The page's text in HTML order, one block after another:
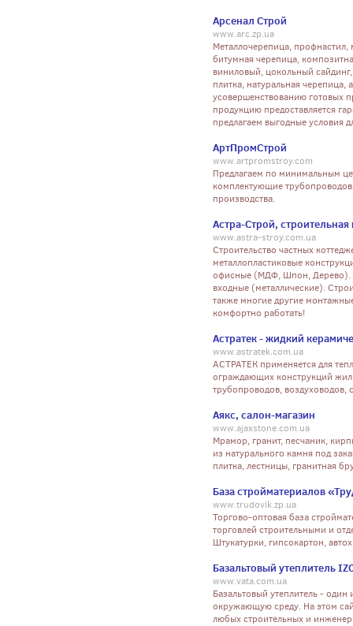
Арсенал Строй
www.arc.zp.ua
Металлочерепица,
битумная черепица,
виниловый, цокольный
плитка, натуральная черепица,
усовершенствованию готовых
продукцию предоставляется
предлагаем выгодные условия
АртПромСтрой
www.artpromstroy.com
Предлагаем по минимальным
комплектующие
производства.
Астра-Строй,
www.astra-stroy.com.ua
Строительство частных
металлопластиковые
офисные (МДФ, Шпон, Дерево).
входные (металлические).
также многие другие
комфортно работать!
Астратек - жидкий
www.astratek.com.ua
АСТРАТЕК применяется для
ограждающих конструкций
трубопроводов, воздуховодов,
Аякс, салон-магазин
www.ajaxstone.com.ua
Мрамор, гранит, песчаник,
из натурального камня под
плитка, лестницы, гранитная
База стройматериалов
www.trudovik.zp.ua
Торгово-оптовая база
торговлей строительными и
Штукатурки, гипсокартон,
Базальтовый утеплитель
www.vata.com.ua
Базальтовый утеплитель -
окружающую среду. На этом
любых строительных и